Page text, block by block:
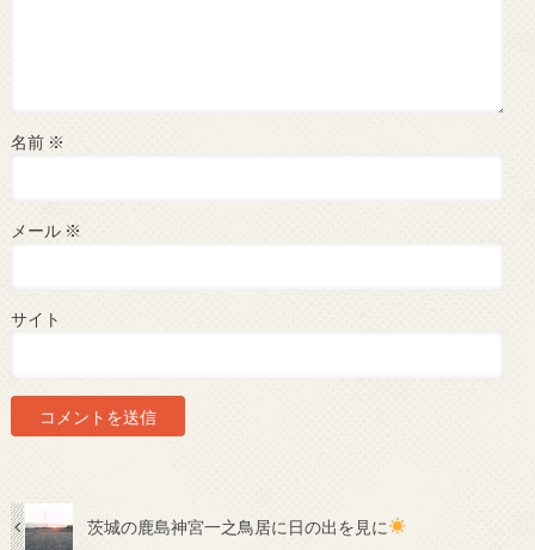
名前 ※
メール ※
サイト
茨城の鹿島神宮一之鳥居に日の出を見に